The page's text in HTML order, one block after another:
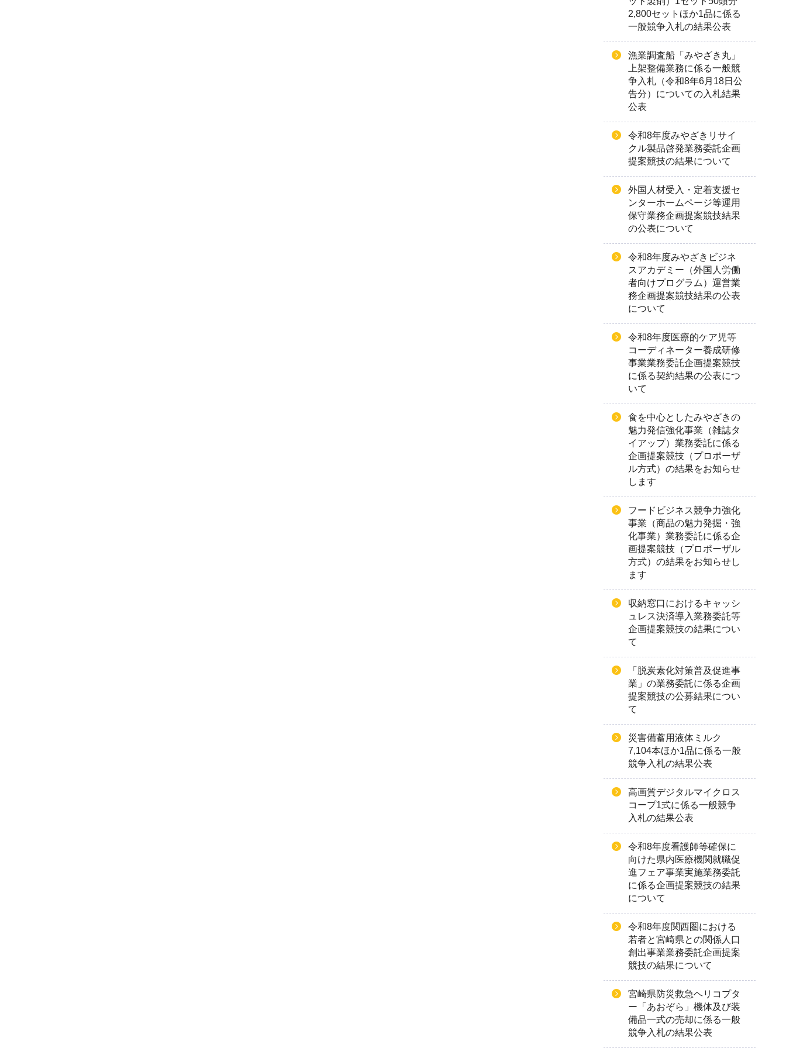
2,800セットほか1品に係る
一般競争入札の結果公表
漁業調査船「みやざき丸」
上架整備業務に係る一般競
争入札（令和8年6月18日公
告分）についての入札結果
公表
令和8年度みやざきリサイ
クル製品啓発業務委託企画
提案競技の結果について
外国人材受入・定着支援セ
ンターホームページ等運用
保守業務企画提案競技結果
の公表について
令和8年度みやざきビジネ
スアカデミー（外国人労働
者向けプログラム）運営業
務企画提案競技結果の公表
について
令和8年度医療的ケア児等
コーディネーター養成研修
事業業務委託企画提案競技
に係る契約結果の公表につ
いて
食を中心としたみやざきの
魅力発信強化事業（雑誌タ
イアップ）業務委託に係る
企画提案競技（プロポーザ
ル方式）の結果をお知らせ
します
フードビジネス競争力強化
事業（商品の魅力発掘・強
化事業）業務委託に係る企
画提案競技（プロポーザル
方式）の結果をお知らせし
ます
収納窓口におけるキャッシ
ュレス決済導入業務委託等
企画提案競技の結果につい
て
「脱炭素化対策普及促進事
業」の業務委託に係る企画
提案競技の公募結果につい
て
災害備蓄用液体ミルク
7,104本ほか1品に係る一般
競争入札の結果公表
高画質デジタルマイクロス
コープ1式に係る一般競争
入札の結果公表
令和8年度看護師等確保に
向けた県内医療機関就職促
進フェア事業実施業務委託
に係る企画提案競技の結果
について
令和8年度関西圏における
若者と宮崎県との関係人口
創出事業業務委託企画提案
競技の結果について
宮崎県防災救急ヘリコプタ
ー「あおぞら」機体及び装
備品一式の売却に係る一般
競争入札の結果公表